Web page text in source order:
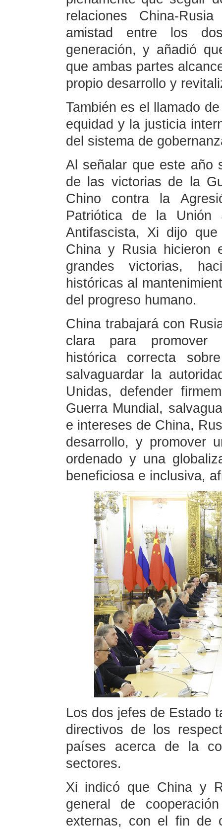
relaciones China-
amistad entre los
generación, y añadió
que ambas partes
propio desarrollo y
También es el llamado
equidad y la justicia
del sistema de
Al señalar que este año
de las victorias de la
Chino contra la
Patriótica de la Unión
Antifascista, Xi dijo
China y Rusia hicieron
grandes victorias,
históricas al
del progreso humano.
China trabajará con
clara para promover
histórica correcta
salvaguardar la
Unidas, defender
Guerra Mundial,
e intereses de China,
desarrollo, y promover
ordenado y una
beneficiosa e inclusiva,
Los dos jefes de Estado
directivos de los
países acerca de la
sectores.
Xi indicó que China y
general de
externas, con el fin de